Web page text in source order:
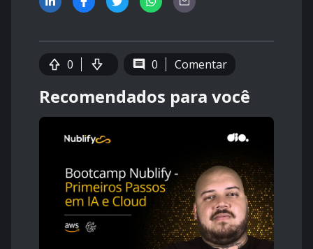
0 0 Comentar
Recomendados para você